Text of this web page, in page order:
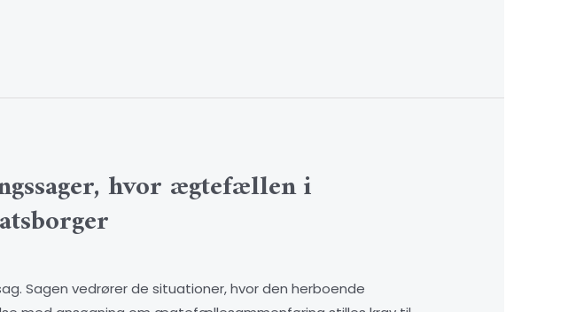
hvor ægtefællen i
Sagen vedrører de situationer, hvor den herboende